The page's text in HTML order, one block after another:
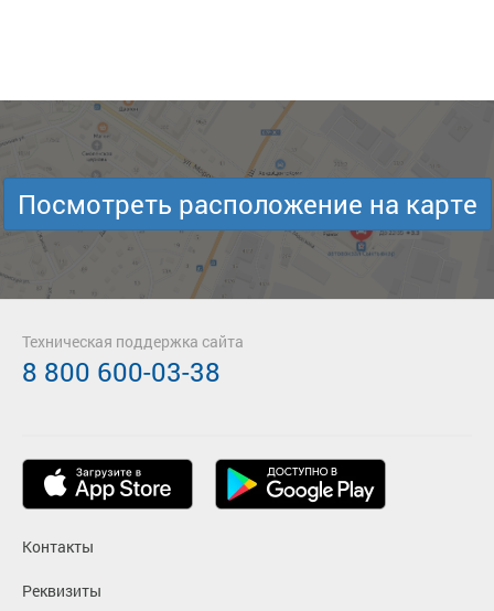
Посмотреть расположение на карте
Контакты
Реквизиты
Техническая поддержка сайта
8 800 600-03-38